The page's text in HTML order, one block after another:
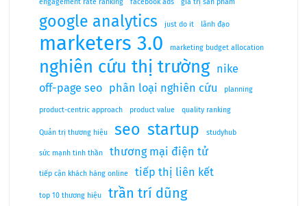
engagement rate ranking facebook ads giá trị sản phẩm
google analytics just do it lãnh đạo
marketers 3.0 marketing budget allocation
nghiên cứu thị trường
nike
off-page seo
phân loại nghiên cứu planning
product-centric approach product value quality ranking
Quản trị thương hiệu seo startup studyhub
sức mạnh tinh thần thương mại điện tử
tiếp cận khách hàng online tiếp thị liên kết
top 10 thương hiệu
trần trí dũng